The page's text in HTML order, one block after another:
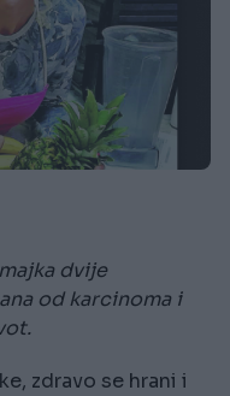
dvije
od karcinoma i
zdravo se hrani i